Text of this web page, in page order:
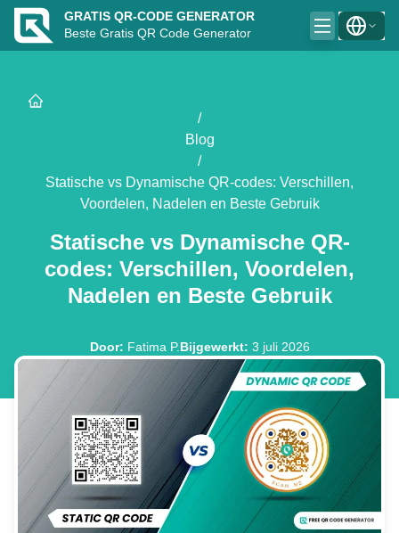
GRATIS QR-CODE GENERATOR
Beste Gratis QR Code Generator
/
Blog
/
Statische vs Dynamische QR-codes: Verschillen,
Voordelen, Nadelen en Beste Gebruik
Statische vs Dynamische QR-
codes: Verschillen, Voordelen,
Nadelen en Beste Gebruik
Door: Fatima P.Bijgewerkt: 3 juli 2026